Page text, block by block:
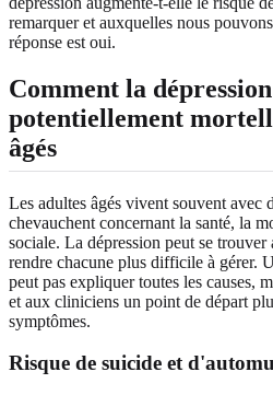
remarquer et auxquelles nous
réponse est oui.
Comment la
potentiellement
âgés
Les adultes âgés vivent souvent avec
chevauchent concernant la santé, la
sociale. La dépression peut se trouver
rendre chacune plus difficile à gérer.
peut pas expliquer toutes les causes,
et aux cliniciens un point de départ
symptômes.
Risque de suicide et